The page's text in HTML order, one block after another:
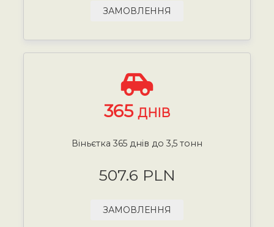
ЗАМОВЛЕННЯ
365 ДНІВ
Віньєтка 365 днів до 3,5 тонн
507.6 PLN
ЗАМОВЛЕННЯ